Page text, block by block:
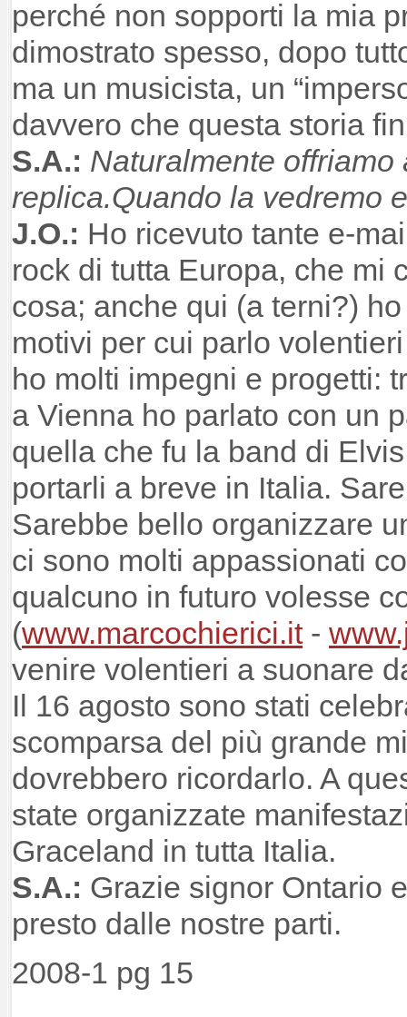
perché non sopporti la mia
dimostrato spesso, dopo
ma un musicista, un
davvero che questa storia
S.A.: Naturalmente
replica.Quando la vedremo
J.O.: Ho ricevuto tante e-
rock di tutta Europa, che mi
cosa; anche qui (a terni?)
motivi per cui parlo
ho molti impegni e progetti:
a Vienna ho parlato con un
quella che fu la band di
portarli a breve in Italia.
Sarebbe bello organizzare
ci sono molti appassionati
qualcuno in futuro volesse
(www.marcochierici.it-
venire volentieri a suonare
Il 16 agosto sono stati
scomparsa del più grande
dovrebbero ricordarlo. A
state organizzate
Graceland in tutta Italia.
S.A.: Grazie signor Ontario
presto dalle nostre parti.
2008-1 pg 15